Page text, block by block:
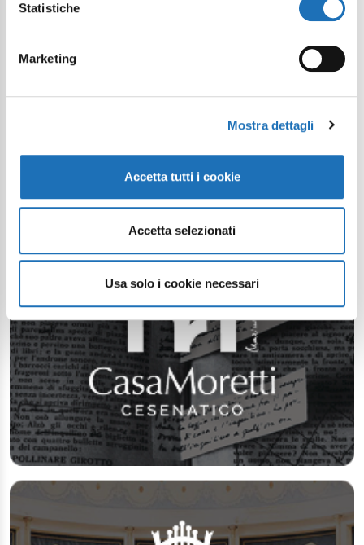
Statistiche
Marketing
Mostra dettagli
Accetta tutti i cookie
Accetta selezionati
Usa solo i cookie necessari